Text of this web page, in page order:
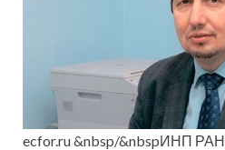
ecfor.ru &nbsp/&nbspИНП РАН